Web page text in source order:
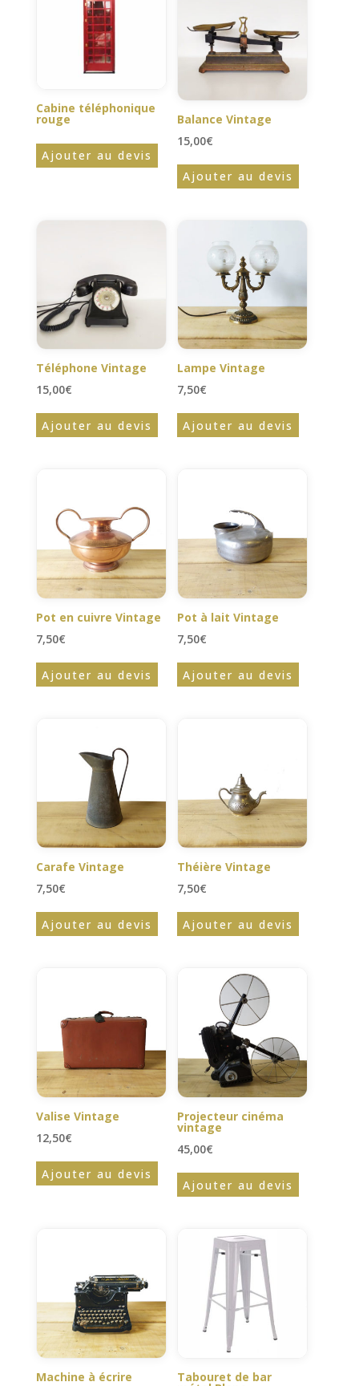
Cabine téléphonique
rouge
Ajouter au devis
Balance Vintage
15,00€
Ajouter au devis
Téléphone Vintage
15,00€
Ajouter au devis
Lampe Vintage
7,50€
Ajouter au devis
Pot en cuivre Vintage
7,50€
Ajouter au devis
Pot à lait Vintage
7,50€
Ajouter au devis
Carafe Vintage
7,50€
Ajouter au devis
Théière Vintage
7,50€
Ajouter au devis
Valise Vintage
12,50€
Ajouter au devis
Projecteur cinéma
vintage
45,00€
Ajouter au devis
Machine à écrire
Tabouret de bar